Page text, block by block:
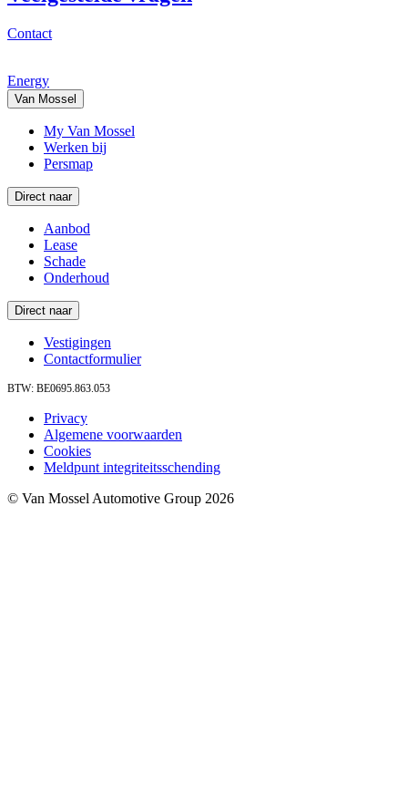
Contact
Energy
Van Mossel
My Van Mossel
Werken bij
Persmap
Direct naar
Aanbod
Lease
Schade
Onderhoud
Direct naar
Vestigingen
Contactformulier
BTW: BE0695.863.053
Privacy
Algemene voorwaarden
Cookies
Meldpunt integriteitsschending
© Van Mossel Automotive Group 2026